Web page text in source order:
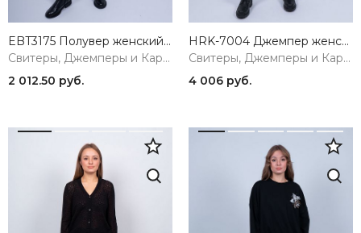
EBT3175 Полувер женский серый VERY NEAT
Свитеры, Джемперы и Кардиганы
2 012.50 руб.
HRK-7004 Джемпер женский черный SERIANNO
Свитеры, Джемперы и Кардиганы
4 006 руб.